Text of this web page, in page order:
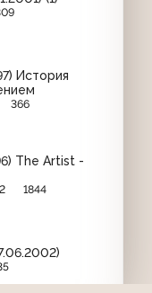
История
366
The Artist -
1844